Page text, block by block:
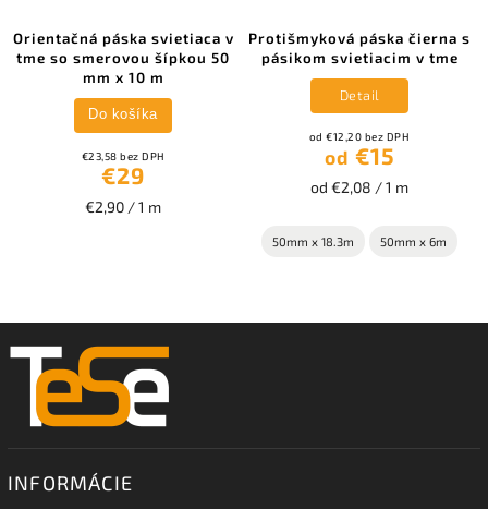
Orientačná páska svietiaca v
tme so smerovou šípkou 50
mm x 10 m
€23,58 bez DPH
€29
€2,90 / 1 m
Do košíka
Protišmyková páska čierna s
pásikom svietiacim v tme
od €12,20 bez DPH
od €15
od €2,08 / 1 m
Detail
50mm x 18.3m 50mm x 6m
INFORMÁCIE